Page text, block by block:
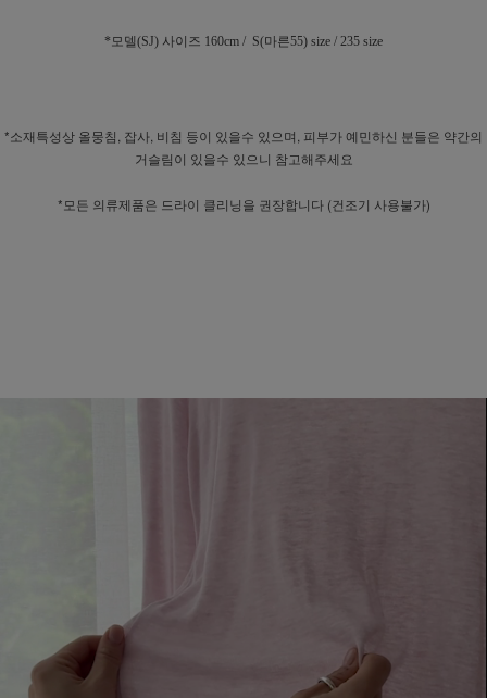
*모델(SJ) 사이즈 160cm / S(마른55) size / 235 size
*소재특성상 올뭉침, 잡사, 비침 등이 있을수 있으며, 피부가 예민하신 분들은 약간의
거슬림이 있을수 있으니 참고해주세요
*모든 의류제품은 드라이 클리닝을 권장합니다 (건조기 사용불가)